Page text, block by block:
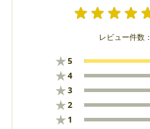
レビュー件数：
★5
★4
★3
★2
★ 1